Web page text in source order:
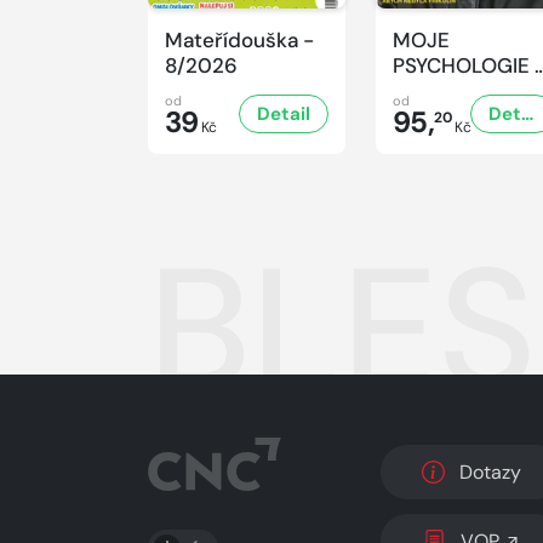
Mateřídouška -
8/2026
od
39 Kč
Detail
MOJE
PSYCHOLOGIE
8/2026
od
95,20Kč
Detail
PŘEPNOUT SVĚTLÝ/TMAVÝ REŽIM
Dotazy